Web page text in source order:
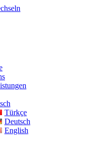
Türkçe
Deutsch
English